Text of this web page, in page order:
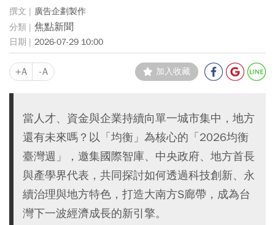
廣告企劃製作
焦點新聞
2026-07-29 10:00
+A -A 加入收藏
當人才、資金與企業持續向單一城市集中，地方
還有未來嗎？以「均衡」為核心的「2026均衡
臺灣週」，邀集國際智庫、中央政府、地方首長
與產學界代表，共同探討如何透過科技創新、永
續治理與地方特色，打造大南方S廊帶，成為台
灣下一波經濟成長的新引擎。